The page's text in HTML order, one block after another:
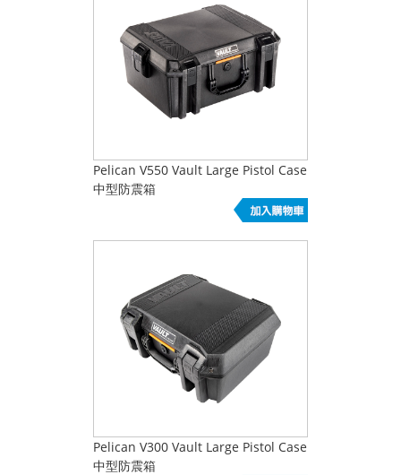
Pelican V550 Vault Large Pistol Case
中型防震箱
Pelican V300 Vault Large Pistol Case
中型防震箱